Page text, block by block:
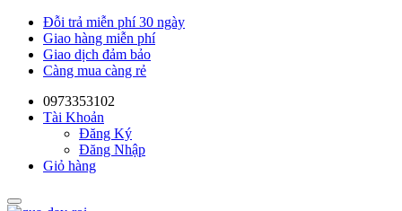
Đỗi trả miễn phí 30 ngày
Giao hàng miễn phí
Giao dịch đảm bảo
Càng mua càng rẻ
0973353102
Tài Khoản
Đăng Ký
Đăng Nhập
Giỏ hàng